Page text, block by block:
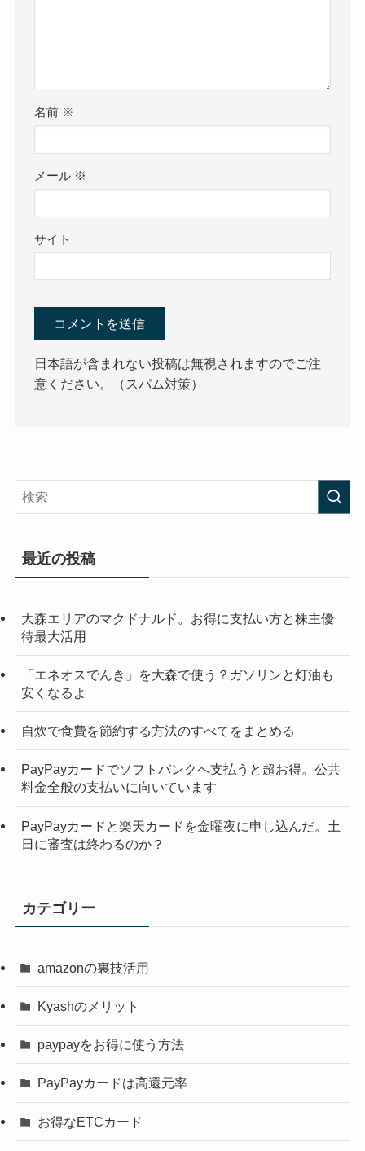
名前 ※
メール ※
サイト
日本語が含まれない投稿は無視されますのでご注
意ください。（スパム対策）
最近の投稿
大森エリアのマクドナルド。お得に支払い方と株主優
待最大活用
「エネオスでんき」を大森で使う？ガソリンと灯油も
安くなるよ
自炊で食費を節約する方法のすべてをまとめる
PayPayカードでソフトバンクへ支払うと超お得。公共
料金全般の支払いに向いています
PayPayカードと楽天カードを金曜夜に申し込んだ。土
日に審査は終わるのか？
カテゴリー
amazonの裏技活用
Kyashのメリット
paypayをお得に使う方法
PayPayカードは高還元率
お得なETCカード